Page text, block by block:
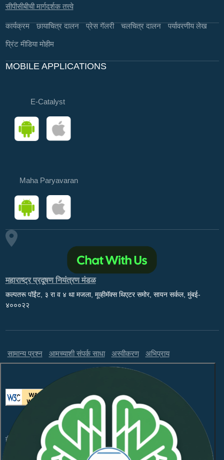
सीपीसीबीची मार्गदर्शक तत्त्वे
कार्यक्रम छायाचित्र दालन प्रेस गॅलरी चलचित्र दालन पर्यावरणीय लेख
प्रिंट मीडिया मोहीम
MOBILE APPLICATIONS
E-Catalyst
Maha Paryavaran
महाराष्ट्र प्रदूषण नियंत्रण मंडळ
कल्पतरू पॉईंट, ३ रा व ४ था मजला, मूव्हीमॅक्स थिएटर समोर, सायन सर्कल, मुंबई-
४०००२२
सामान्य प्रश्न आमच्याशी संपर्क साधा अस्वीकरण अभिप्राय
ही वेबसाइट WCAG 2.1 लेव्हल AA आणि GIGW 3.0 चे पालन करते.